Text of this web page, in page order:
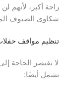
راحة أكبر، لأنهم
شكاوى الضيوف
تنظيم مواقف
لا تقتصر الحاجة
تشمل أيضًا: